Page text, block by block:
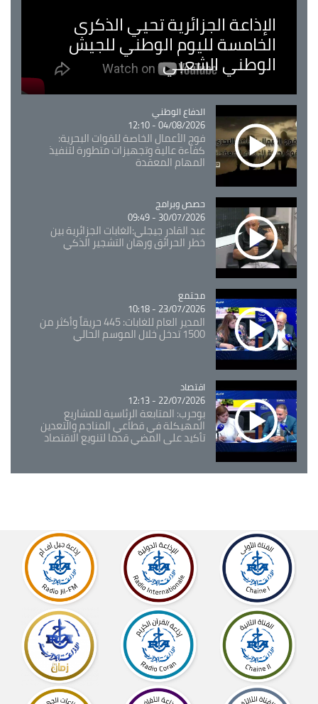
الإذاعة الجزائرية تحيي الذكرى
الخامسة لليوم الوطني للجيش
الوطني الشعبي
Catégorie
الدفاع الوطني
04/08/2026 - 12:10
فوج الأعمال الخاصة للقوات البحرية:
كفاءة عالية وتجهيزات متطورة لتنفيذ
المهام المعقدة
Catégorie
حصص وبرامج
30/07/2026 - 09:49
عبد القادر جيجلي:الغابات الجزائرية بين
خطر الحرائق ورهان التشجير الذكي
Catégorie
مجتمع
23/07/2026 - 10:18
المدير العام للغابات: 445 حريقاً وأكثر من
1500 تدخل خلال الموسم الحالي
Catégorie
اقتصاد
22/07/2026 - 12:13
بوحرب: المتابعة الرئاسية للمشاريع
المهيكلة في قطاعي المناجم والتعدين
تأكيد على المضي قدما لتنويع الاقتصاد